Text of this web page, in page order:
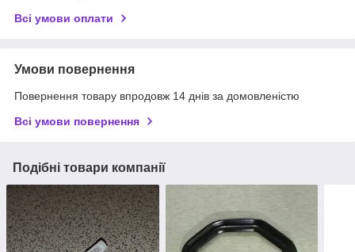
Всі умови оплати
Умови повернення
Повернення товару впродовж 14 днів за домовленістю
Всі умови повернення
Подібні товари компанії